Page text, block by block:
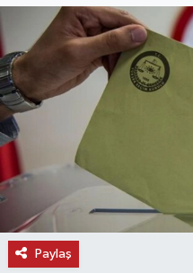
Paylaş
KÜLTÜR - SANAT
MAGAZİN
ÖZEL HABER
SAĞLIK
TEKNOLOJİ